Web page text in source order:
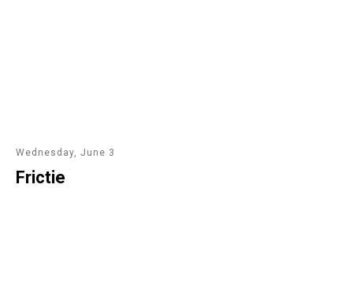
Wednesday, June 3
Frictie